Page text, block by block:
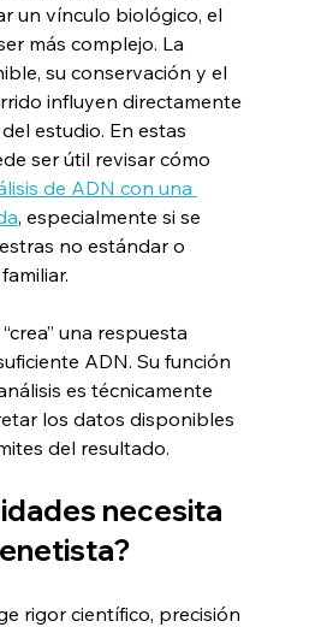
un vínculo biológico, el
más complejo. La
su conservación y el
influyen directamente
estudio. En estas
ser útil revisar cómo
de ADN con una
, especialmente si se
no estándar o
una respuesta
ADN. Su función
es técnicamente
los datos disponibles
del resultado.
necesita
rigor científico, precisión